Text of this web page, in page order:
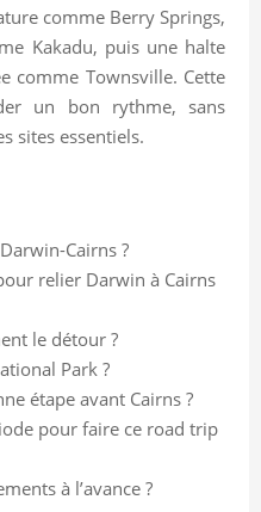
comme Berry Springs,
Kakadu, puis une halte
comme Townsville. Cette
un bon rythme, sans
sites essentiels.
Cairns ?
relier Darwin à Cairns
le détour ?
Park ?
étape avant Cairns ?
pour faire ce road trip
à l’avance ?